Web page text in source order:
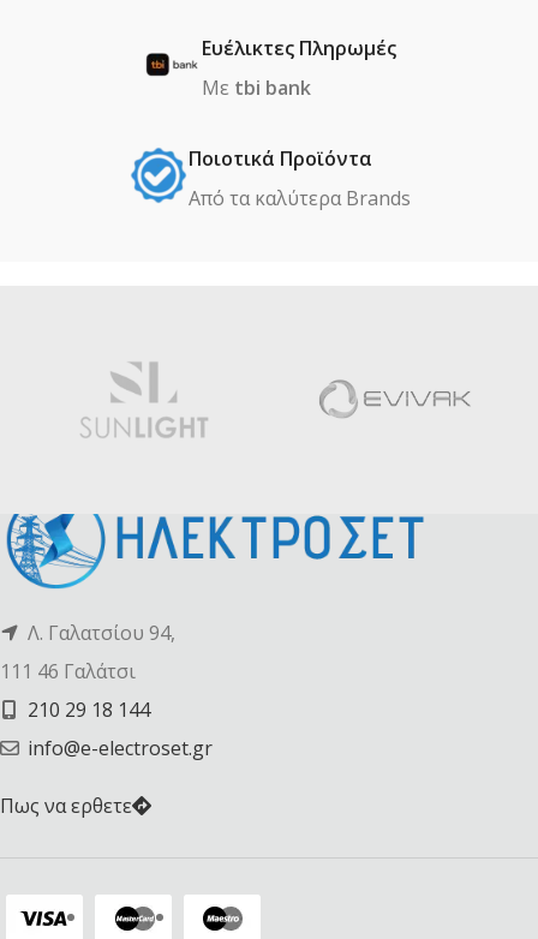
Ευέλικτες Πληρωμές
Με tbi bank
Ποιοτικά Προϊόντα
Από τα καλύτερα Βrands
Λ. Γαλατσίου 94,
111 46 Γαλάτσι
210 29 18 144
info@e-electroset.gr
Πως να ερθετε